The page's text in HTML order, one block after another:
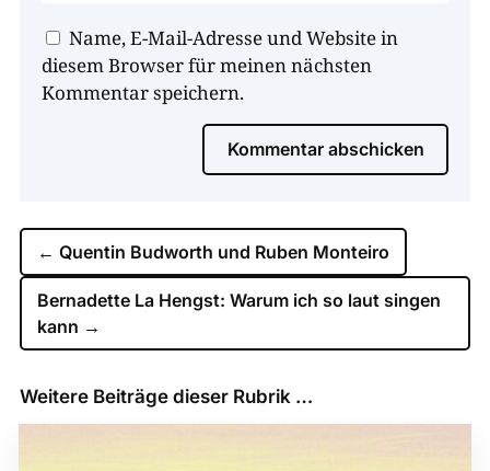
Name, E-Mail-Adresse und Website in
diesem Browser für meinen nächsten
Kommentar speichern.
Kommentar abschicken
← Quentin Budworth und Ruben Monteiro
Bernadette La Hengst: Warum ich so laut singen
kann →
Weitere Beiträge dieser Rubrik …